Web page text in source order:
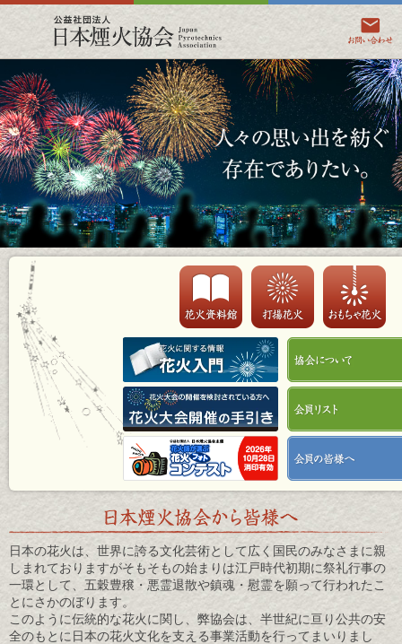
日本の花火は、世界に誇る文化芸術として広く国民のみなさまに親
しまれておりますがそもそもの始まりは江戸時代初期に祭礼行事の
一環として、五穀豊穣・悪霊退散や鎮魂・慰霊を願って行われたこ
とにさかのぼります。
このように伝統的な花火に関し、弊協会は、半世紀に亘り公共の安
全のもとに日本の花火文化を支える事業活動を行ってまいりまし